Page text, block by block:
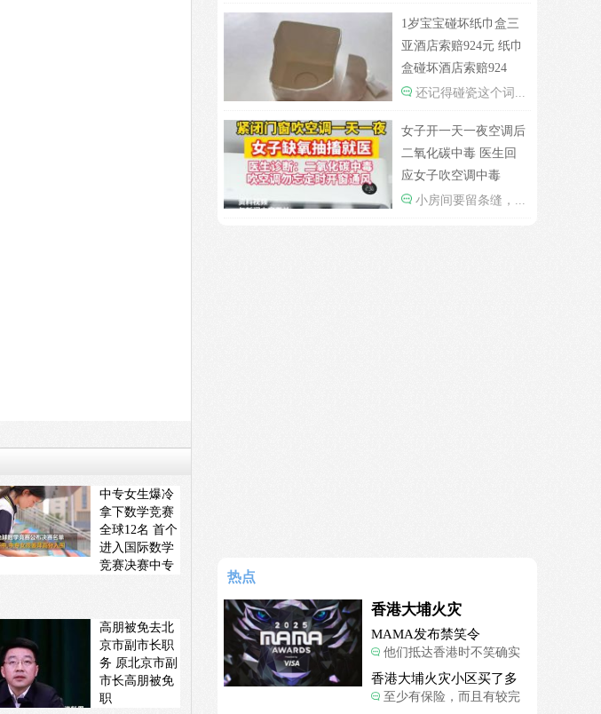
中专女生爆冷
拿下数学竞赛
全球12名 首个
进入国际数学
竞赛决赛中专
高朋被免去北
京市副市长职
务 原北京市副
市长高朋被免
职
1岁宝宝碰坏纸巾盒三
亚酒店索赔924元 纸巾
盒碰坏酒店索赔924
还记得碰瓷这个词...
女子开一天一夜空调后
二氧化碳中毒 医生回
应女子吹空调中毒
小房间要留条缝，...
热点
香港大埔火灾
MAMA发布禁笑令
他们抵达香港时不笑确实
是最好的选择，当时楼还烧
着呢谁笑不被骂才怪了，也
算是一种保护吧。
香港大埔火灾小区买了多
项保险
至少有保险，而且有较完